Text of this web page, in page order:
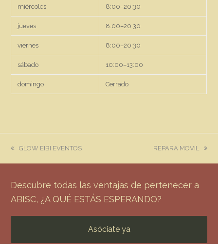
miércoles 8:00–20:30
jueves 8:00–20:30
viernes 8:00–20:30
sábado 10:00–13:00
domingo Cerrado
previous
GLOW EIBI EVENTOS
next
REPARA MOVIL
Descubre todas las ventajas de pertenecer a
ABISC, ¿A QUÉ ESTÁS ESPERANDO?
Asóciate ya